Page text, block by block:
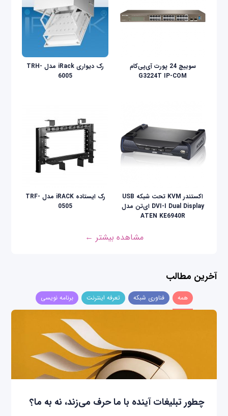
سوییچ 24 پورت آی‌پی‌کام
G3224T IP-COM
رک دیواری iRack مدل TRH-
6005
اکستندر KVM تحت شبکه USB
DVI-I Dual Display ای‌تن مدل
ATEN KE6940R
رک ایستاده iRACK مدل TRF-
0505
مشاهده بیشتر ←
آخرین مطالب
همه فناوری شبکه تعرفه اینترنت برنامه نویسی
چطور تبلیغات آینده با ما حرف می‌زند، نه به ما؟